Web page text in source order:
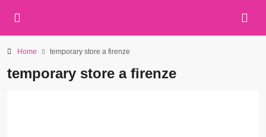
Home temporary store a firenze
temporary store a firenze